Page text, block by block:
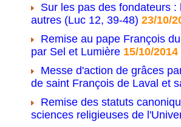
Sur les pas des fondateurs :
autres (Luc 12, 39-48) 23/10/
Remise au pape François
par Sel et Lumière 15/10/2014
Messe d'action de grâces
de saint François de Laval et
Remise des statuts
sciences religieuses de